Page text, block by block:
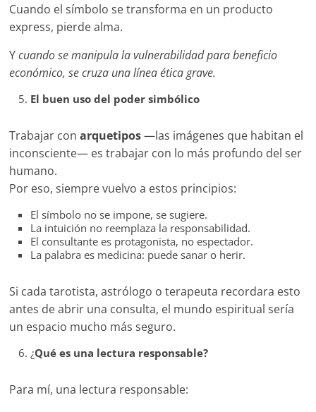
Cuando el símbolo se transforma en un producto
express, pierde alma.
Ycuando se manipula la vulnerabilidad para beneficio
económico, se cruza una línea ética grave.
El buen uso del poder simbólico
Trabajar con arquetipos—las imágenes que habitan el
inconsciente— es trabajar con lo más profundo del ser
humano.
Por eso, siempre vuelvo a estos principios:
El símbolo no se impone, se sugiere.
La intuición no reemplaza la responsabilidad.
El consultante es protagonista, no espectador.
La palabra es medicina: puede sanar o herir.
Si cada tarotista, astrólogo o terapeuta recordara esto
antes de abrir una consulta, el mundo espiritual sería
un espacio mucho más seguro.
¿Qué es una lectura responsable?
Para mí, una lectura responsable: